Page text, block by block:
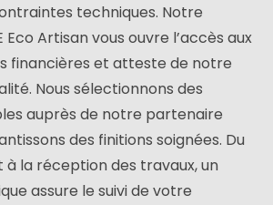
techniques. Notre
Artisan vous ouvre l’accès aux
financières et atteste de notre
Nous sélectionnons des
auprès de notre partenaire
des finitions soignées. Du
la réception des travaux, un
assure le suivi de votre